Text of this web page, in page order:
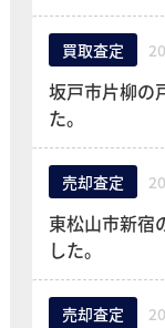
買取査定
坂戸市片柳の
た。
売却査定
東松山市新宿
した。
売却査定